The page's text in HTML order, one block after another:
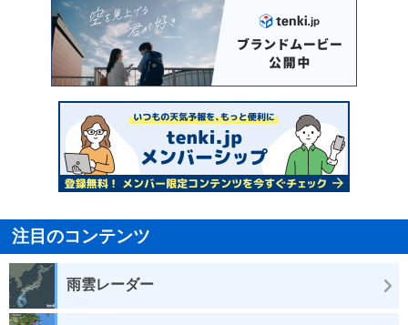
注目のコンテンツ
雨雲レーダー